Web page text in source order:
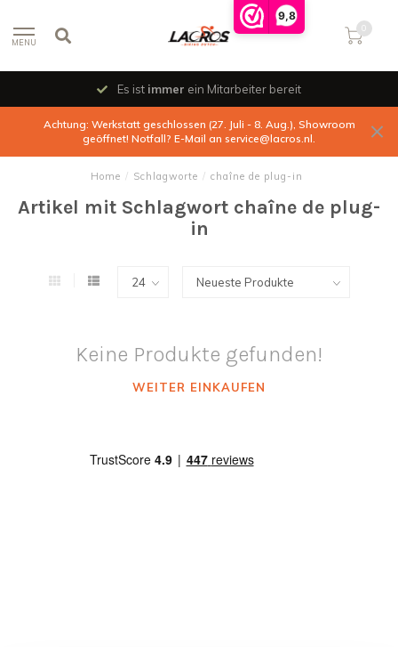
9,8
MENU
0
Es ist immer ein Mitarbeiter bereit
Achtung: Werkstatt geschlossen (27. Juli - 8. Aug.), Showroom
geöffnet! Notfall? E-Mail an service@lacros.nl.
Home / Schlagworte / chaîne de plug-in
Artikel mit Schlagwort chaîne de plug-
in
Keine Produkte gefunden!
WEITER EINKAUFEN